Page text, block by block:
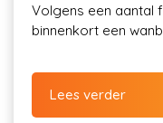
Volgens een aantal
binnenkort een
Lees verder